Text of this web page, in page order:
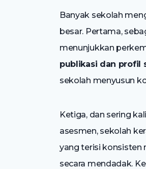
Banyak sekolah
besar. Pertama,
menunjukkan
publikasi dan profil
sekolah menyusun
Ketiga, dan sering
asesmen, sekolah
yang terisi konsisten
secara mendadak.